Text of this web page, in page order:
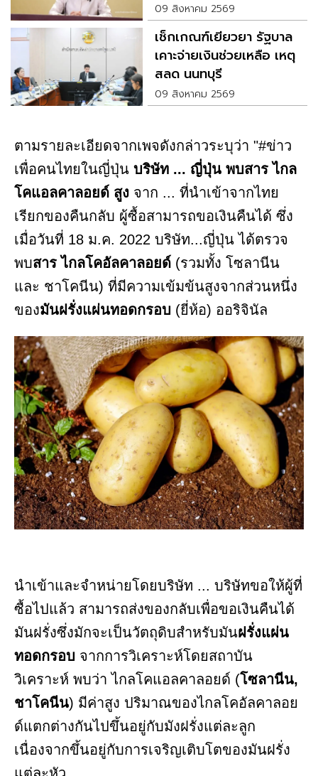
09 สิงหาคม 2569
เช็กเกณฑ์เยียวยา รัฐบาล
เคาะจ่ายเงินช่วยเหลือ เหตุ
สลด นนทบุรี
09 สิงหาคม 2569
ตามรายละเอียดจากเพจดังกล่าวระบุว่า "#ข่าว
เพื่อคนไทยในญี่ปุ่น บริษัท ... ญี่ปุ่น พบสาร ไกล
โคแอลคาลอยด์ สูง จาก ... ที่นำเข้าจากไทย
เรียกของคืนกลับ ผู้ซื้อสามารถขอเงินคืนได้ ซึ่ง
เมื่อวันที่ 18 ม.ค. 2022 บริษัท...ญี่ปุ่น ได้ตรวจ
พบสาร ไกลโคอัลคาลอยด์ (รวมทั้ง โซลานีน
และ ชาโคนีน) ที่มีความเข้มข้นสูงจากส่วนหนึ่ง
ของมันฝรั่งแผ่นทอดกรอบ (ยี่ห้อ) ออริจินัล
นำเข้าและจำหน่ายโดยบริษัท ... บริษัทขอให้ผู้ที่
ซื้อไปแล้ว สามารถส่งของกลับเพื่อขอเงินคืนได้
มันฝรั่งซึ่งมักจะเป็นวัตถุดิบสำหรับมันฝรั่งแผ่น
ทอดกรอบ จากการวิเคราะห์โดยสถาบัน
วิเคราะห์ พบว่า ไกลโคแอลคาลอยด์ (โซลานีน,
ชาโคนีน) มีค่าสูง ปริมาณของไกลโคอัลคาลอย
ด์แตกต่างกันไปขึ้นอยู่กับมังฝรั่งแต่ละลูก
เนื่องจากขึ้นอยู่กับการเจริญเติบโตของมันฝรั่ง